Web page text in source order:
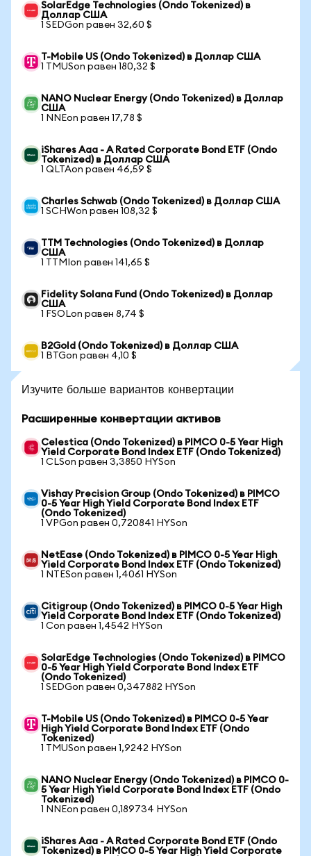
SolarEdge Technologies (Ondo Tokenized) в
Доллар США
1 SEDGon равен 32,60 $
T-Mobile US (Ondo Tokenized) в Доллар США
1 TMUSon равен 180,32 $
NANO Nuclear Energy (Ondo Tokenized) в Доллар
США
1 NNEon равен 17,78 $
iShares Aaa - A Rated Corporate Bond ETF (Ondo
Tokenized) в Доллар США
1 QLTAon равен 46,59 $
Charles Schwab (Ondo Tokenized) в Доллар США
1 SCHWon равен 108,32 $
TTM Technologies (Ondo Tokenized) в Доллар
США
1 TTMIon равен 141,65 $
Fidelity Solana Fund (Ondo Tokenized) в Доллар
США
1 FSOLon равен 8,74 $
B2Gold (Ondo Tokenized) в Доллар США
1 BTGon равен 4,10 $
Изучите больше вариантов конвертации
Расширенные конвертации активов
Celestica (Ondo Tokenized) в PIMCO 0-5 Year High
Yield Corporate Bond Index ETF (Ondo Tokenized)
1 CLSon равен 3,3850 HYSon
Vishay Precision Group (Ondo Tokenized) в PIMCO
0-5 Year High Yield Corporate Bond Index ETF
(Ondo Tokenized)
1 VPGon равен 0,720841 HYSon
NetEase (Ondo Tokenized) в PIMCO 0-5 Year High
Yield Corporate Bond Index ETF (Ondo Tokenized)
1 NTESon равен 1,4061 HYSon
Citigroup (Ondo Tokenized) в PIMCO 0-5 Year High
Yield Corporate Bond Index ETF (Ondo Tokenized)
1 Con равен 1,4542 HYSon
SolarEdge Technologies (Ondo Tokenized) в PIMCO
0-5 Year High Yield Corporate Bond Index ETF
(Ondo Tokenized)
1 SEDGon равен 0,347882 HYSon
T-Mobile US (Ondo Tokenized) в PIMCO 0-5 Year
High Yield Corporate Bond Index ETF (Ondo
Tokenized)
1 TMUSon равен 1,9242 HYSon
NANO Nuclear Energy (Ondo Tokenized) в PIMCO 0-
5 Year High Yield Corporate Bond Index ETF (Ondo
Tokenized)
1 NNEon равен 0,189734 HYSon
iShares Aaa - A Rated Corporate Bond ETF (Ondo
Tokenized) в PIMCO 0-5 Year High Yield Corporate